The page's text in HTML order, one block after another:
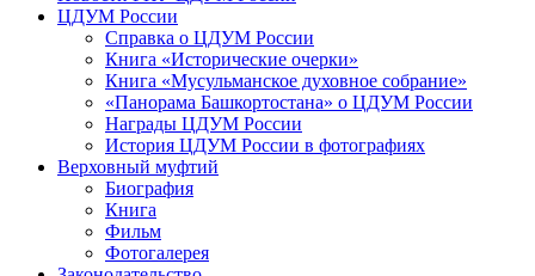
ЦДУМ России
Справка о ЦДУМ России
Книга «Исторические очерки»
Книга «Мусульманское духовное собрание»
«Панорама Башкортостана» о ЦДУМ России
Награды ЦДУМ России
История ЦДУМ России в фотографиях
Верховный муфтий
Биография
Книга
Фильм
Фотогалерея